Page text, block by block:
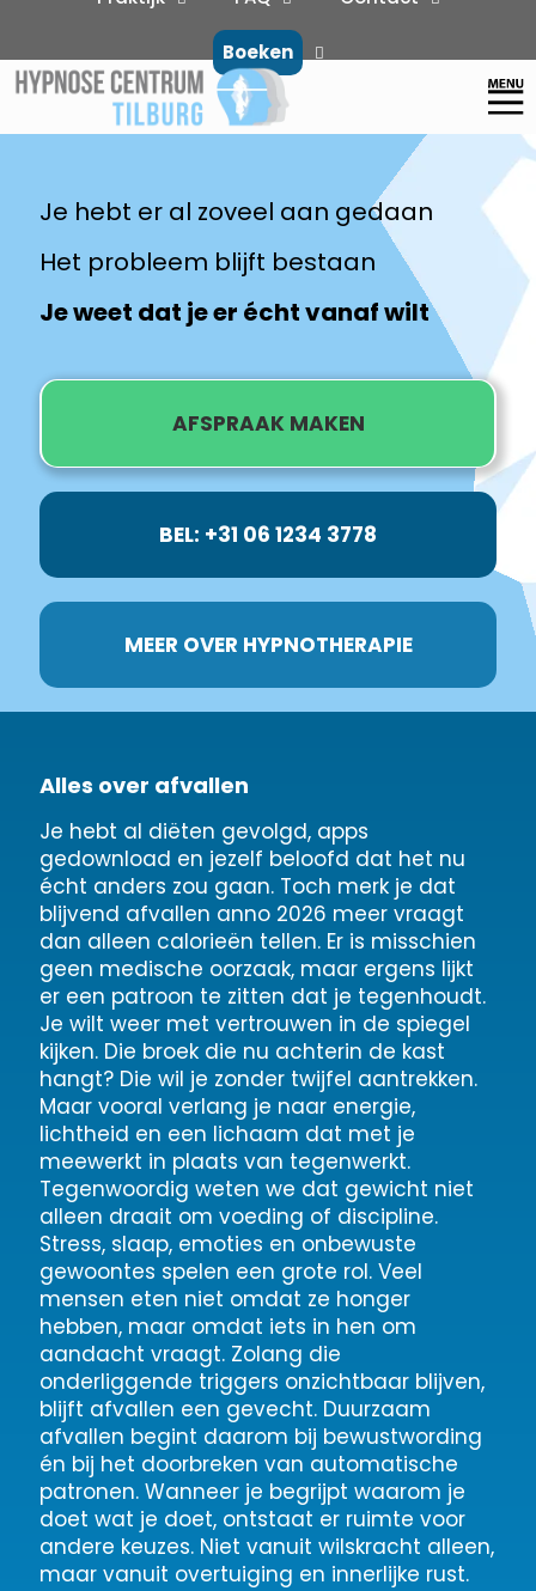
Boeken
Je hebt er al zoveel aan gedaan
Het probleem blijft bestaan
Je weet dat je er écht vanaf wilt
AFSPRAAK MAKEN
BEL: +31 06 1234 3778
MEER OVER HYPNOTHERAPIE
Alles over afvallen
Je hebt al diëten gevolgd, apps
gedownload en jezelf beloofd dat het nu
écht anders zou gaan. Toch merk je dat
blijvend afvallen anno 2026 meer vraagt
dan alleen calorieën tellen. Er is misschien
geen medische oorzaak, maar ergens lijkt
er een patroon te zitten dat je tegenhoudt.
Je wilt weer met vertrouwen in de spiegel
kijken. Die broek die nu achterin de kast
hangt? Die wil je zonder twijfel aantrekken.
Maar vooral verlang je naar energie,
lichtheid en een lichaam dat met je
meewerkt in plaats van tegenwerkt.
Tegenwoordig weten we dat gewicht niet
alleen draait om voeding of discipline.
Stress, slaap, emoties en onbewuste
gewoontes spelen een grote rol. Veel
mensen eten niet omdat ze honger
hebben, maar omdat iets in hen om
aandacht vraagt. Zolang die
onderliggende triggers onzichtbaar blijven,
blijft afvallen een gevecht. Duurzaam
afvallen begint daarom bij bewustwording
én bij het doorbreken van automatische
patronen. Wanneer je begrijpt waarom je
doet wat je doet, ontstaat er ruimte voor
andere keuzes. Niet vanuit wilskracht alleen,
maar vanuit overtuiging en innerlijke rust.